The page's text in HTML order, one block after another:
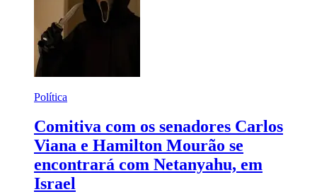
Política
Comitiva com os senadores Carlos
Viana e Hamilton Mourão se
encontrará com Netanyahu, em
Israel